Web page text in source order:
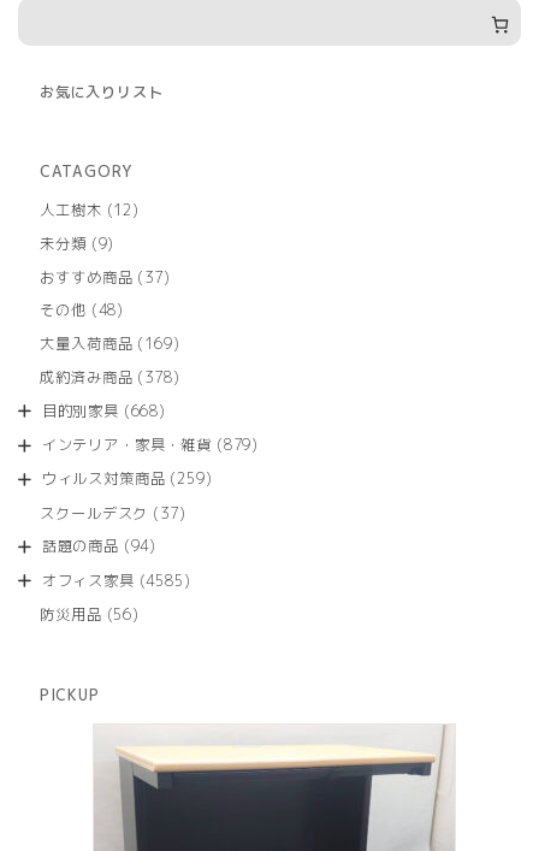
お気に入りリスト
CATAGORY
人工樹木
1212
商
未分類 99
の
商
おすすめ商品 3737
商
その他 4848
の
商
大量入荷商品 169169
の
成約済み商品 378378
商
目的別家具 668668
の
商
インテリア・家具・雑貨 879879
ウィルス対策商品 259259
スクールデスク 3737
商
話題の商品 9494
の
オフィス家具 45854585
防災用品 5656
PICKUP